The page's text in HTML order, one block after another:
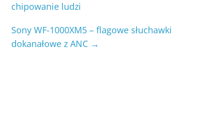
chipowanie ludzi
Sony WF-1000XM5 – flagowe słuchawki
dokanałowe z ANC →